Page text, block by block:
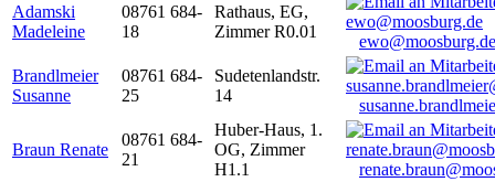
Adamski
Madeleine
08761 684-
18
Rathaus, EG,
Zimmer R0.01
ewo@moosburg.de
Brandlmeier
Susanne
08761 684-
25
Sudetenlandstr.
14
Braun Renate
08761 684-
21
Huber-Haus, 1.
OG, Zimmer
H1.1